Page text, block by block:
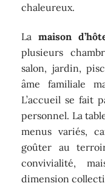
chaleureux.
Lamaison
plusieurs
salon, jardin,
âme familiale
L’accueil se fait
personnel. La
menus variés,
goûter au
convivialité,
dimension